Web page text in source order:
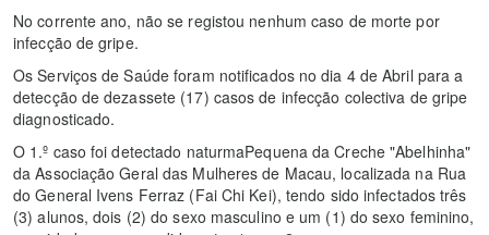
No corrente ano, não se registou nenhum caso de morte por
infecção de gripe.
Os Serviços de Saúde foram notificados no dia 4 de Abril para a
detecção de dezassete (17) casos de infecção colectiva de gripe
diagnosticado.
O 1.º caso foi detectado naturmaPequena da Creche "Abelhinha"
da Associação Geral das Mulheres de Macau, localizada na Rua
do General Ivens Ferraz (Fai Chi Kei), tendo sido infectados três
(3) alunos, dois (2) do sexo masculino e um (1) do sexo feminino,